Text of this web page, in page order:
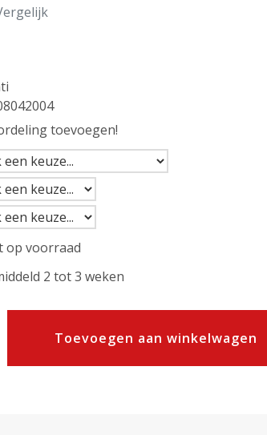
toevoegen!
op voorraad
2 tot 3 weken
Toevoegen aan winkelwagen